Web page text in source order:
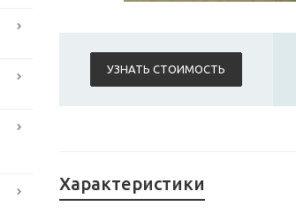
УЗНАТЬ СТОИМОСТЬ
Характеристики